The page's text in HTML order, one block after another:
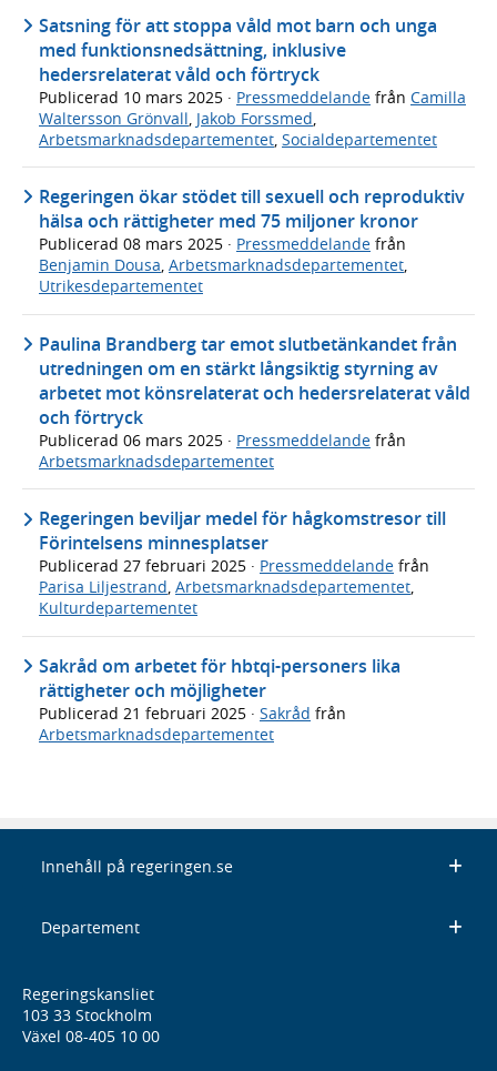
Satsning för att stoppa våld mot barn och unga
med funktionsnedsättning, inklusive
hedersrelaterat våld och förtryck
Publicerad 10 mars 2025 · Pressmeddelande från Camilla
Waltersson Grönvall Jakob Forssmed
Arbetsmarknadsdepartementet Socialdepartementet
Regeringen ökar stödet till sexuell och reproduktiv
hälsa och rättigheter med 75 miljoner kronor
Publicerad 08 mars 2025 · Pressmeddelande från
Benjamin Dousa, Arbetsmarknadsdepartementet,
Utrikesdepartementet
Paulina Brandberg tar emot slutbetänkandet från
utredningen om en stärkt långsiktig styrning av
arbetet mot könsrelaterat och hedersrelaterat våld
och förtryck
Publicerad 06 mars 2025 · Pressmeddelande från
Arbetsmarknadsdepartementet
Regeringen beviljar medel för hågkomstresor till
Förintelsens minnesplatser
Publicerad 27 februari 2025 · Pressmeddelande från
Parisa Liljestrand, Arbetsmarknadsdepartementet,
Kulturdepartementet
Sakråd om arbetet för hbtqi-personers lika
rättigheter och möjligheter
Publicerad 21 februari 2025 · Sakråd från
Arbetsmarknadsdepartementet
Innehåll på regeringen.se
Departement
Regeringskansliet
103 33 Stockholm
Växel 08-405 10 00